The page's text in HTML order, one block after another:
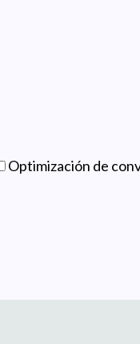
Optimización de